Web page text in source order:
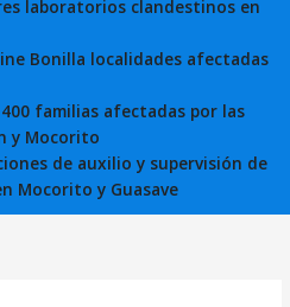
laboratorios clandestinos en
Bonilla localidades afectadas
400 familias afectadas por las
y Mocorito
de auxilio y supervisión de
Mocorito y Guasave